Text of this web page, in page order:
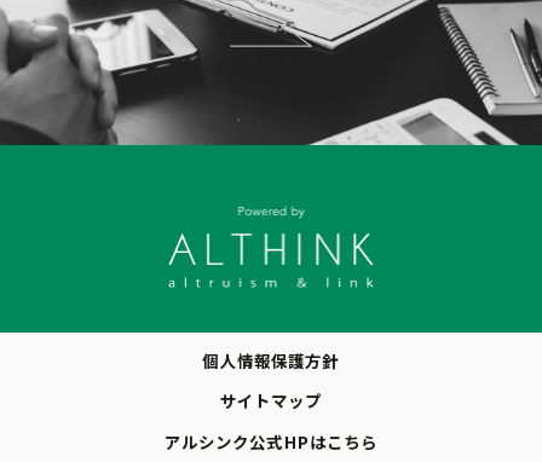
個人情報保護方針
サイトマップ
アルシンク公式HPはこちら